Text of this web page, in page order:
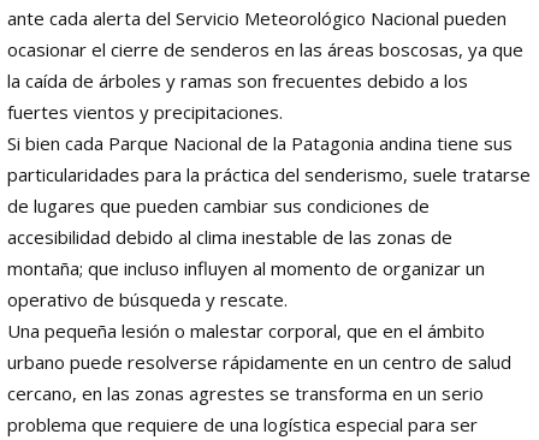
ante cada alerta del Servicio Meteorológico Nacional pueden
ocasionar el cierre de senderos en las áreas boscosas, ya que
la caída de árboles y ramas son frecuentes debido a los
fuertes vientos y precipitaciones.
Si bien cada Parque Nacional de la Patagonia andina tiene sus
particularidades para la práctica del senderismo, suele tratarse
de lugares que pueden cambiar sus condiciones de
accesibilidad debido al clima inestable de las zonas de
montaña; que incluso influyen al momento de organizar un
operativo de búsqueda y rescate.
Una pequeña lesión o malestar corporal, que en el ámbito
urbano puede resolverse rápidamente en un centro de salud
cercano, en las zonas agrestes se transforma en un serio
problema que requiere de una logística especial para ser